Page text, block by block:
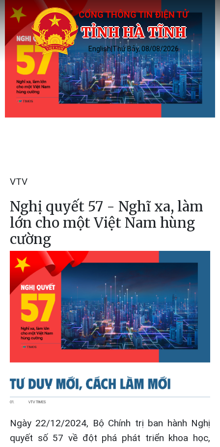
CỔNG THÔNG TIN ĐIỆN TỬ
TỈNH HÀ TĨNH
English Thứ Bảy, 08/08/2026
VTV
Nghị quyết 57 - Nghĩ xa, làm
lớn cho một Việt Nam hùng
cường
Ngày 22/12/2024, Bộ Chính trị ban hành Nghị
quyết số 57 về đột phá phát triển khoa học,